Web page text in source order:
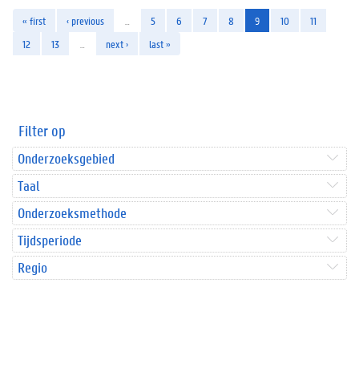
« first ‹ previous 5 6 7 8 9 10
11
12
13 next › last »
Filter op
Onderzoeksgebied
Taal
Onderzoeksmethode
Tijdsperiode
Regio